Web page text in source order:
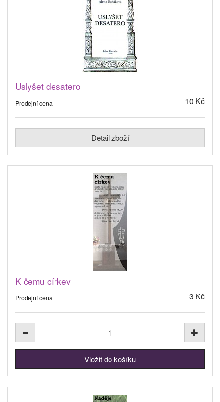
Uslyšet desatero
Prodejní cena 10 Kč
Detail zboží
K čemu církev
Prodejní cena 3 Kč